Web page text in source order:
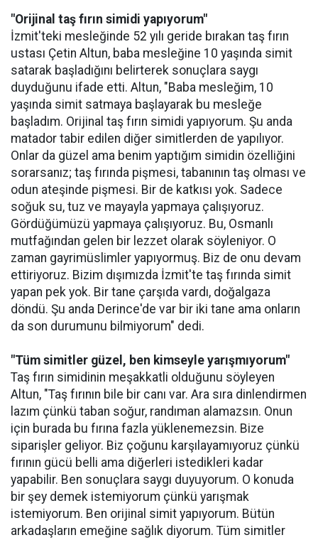
"Orijinal taş fırın simidi yapıyorum"
İzmit'teki mesleğinde 52 yılı geride bırakan taş fırın
ustası Çetin Altun, baba mesleğine 10 yaşında simit
satarak başladığını belirterek sonuçlara saygı
duyduğunu ifade etti. Altun, "Baba mesleğim, 10
yaşında simit satmaya başlayarak bu mesleğe
başladım. Orijinal taş fırın simidi yapıyorum. Şu anda
matador tabir edilen diğer simitlerden de yapılıyor.
Onlar da güzel ama benim yaptığım simidin özelliğini
sorarsanız; taş fırında pişmesi, tabanının taş olması ve
odun ateşinde pişmesi. Bir de katkısı yok. Sadece
soğuk su, tuz ve mayayla yapmaya çalışıyoruz.
Gördüğümüzü yapmaya çalışıyoruz. Bu, Osmanlı
mutfağından gelen bir lezzet olarak söyleniyor. O
zaman gayrimüslimler yapıyormuş. Biz de onu devam
ettiriyoruz. Bizim dışımızda İzmit'te taş fırında simit
yapan pek yok. Bir tane çarşıda vardı, doğalgaza
döndü. Şu anda Derince'de var bir iki tane ama onların
da son durumunu bilmiyorum" dedi.
"Tüm simitler güzel, ben kimseyle yarışmıyorum"
Taş fırın simidinin meşakkatli olduğunu söyleyen
Altun, "Taş fırının bile bir canı var. Ara sıra dinlendirmen
lazım çünkü taban soğur, randıman alamazsın. Onun
için burada bu fırına fazla yüklenemezsin. Bize
siparişler geliyor. Biz çoğunu karşılayamıyoruz çünkü
fırının gücü belli ama diğerleri istedikleri kadar
yapabilir. Ben sonuçlara saygı duyuyorum. O konuda
bir şey demek istemiyorum çünkü yarışmak
istemiyorum. Ben orijinal simit yapıyorum. Bütün
arkadaşların emeğine sağlık diyorum. Tüm simitler